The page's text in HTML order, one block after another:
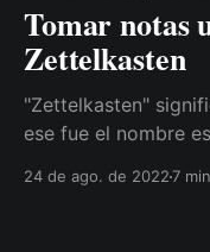
Tomar notas
Zettelkasten
"Zettelkasten"
ese fue el nombre
metodología.
24 de ago. de 20227